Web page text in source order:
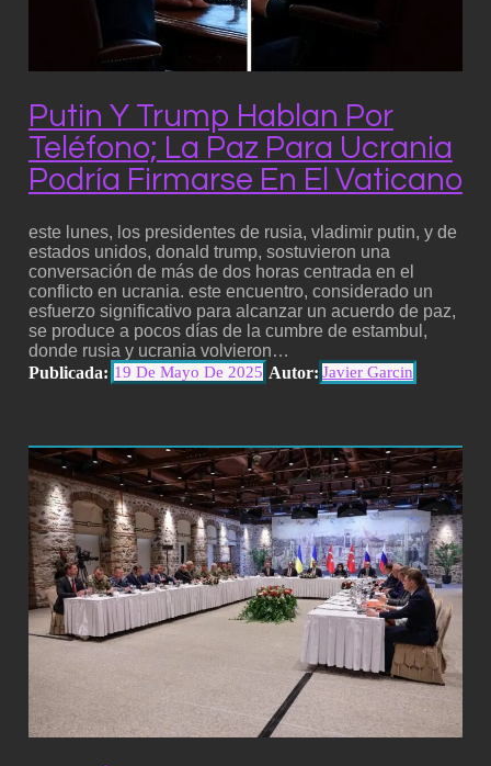
Putin Y Trump Hablan Por
Teléfono; La Paz Para Ucrania
Podría Firmarse En El Vaticano
este lunes, los presidentes de rusia, vladimir putin, y de
estados unidos, donald trump, sostuvieron una
conversación de más de dos horas centrada en el
conflicto en ucrania. este encuentro, considerado un
esfuerzo significativo para alcanzar un acuerdo de paz,
se produce a pocos días de la cumbre de estambul,
donde rusia y ucrania volvieron…
Publicada: 19 De Mayo De 2025 Autor: Javier Garcin